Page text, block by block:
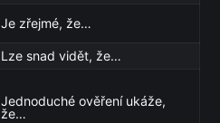
Je zřejmé, že…
Lze snad vidět, že…
Jednoduché ověření ukáže,
že…